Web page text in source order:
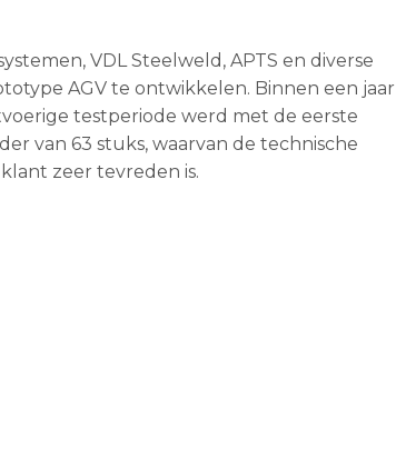
VDL Steelweld, APTS en diverse
AGV te ontwikkelen. Binnen een jaar
testperiode werd met de eerste
van 63 stuks, waarvan de technische
zeer tevreden is.